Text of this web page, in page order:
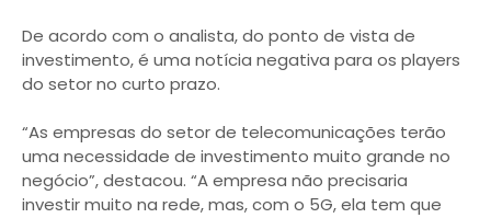
De acordo com o analista, do ponto de vista de
investimento, é uma notícia negativa para os players
do setor no curto prazo.
“As empresas do setor de telecomunicações terão
uma necessidade de investimento muito grande no
negócio”, destacou. “A empresa não precisaria
investir muito na rede, mas, com o 5G, ela tem que